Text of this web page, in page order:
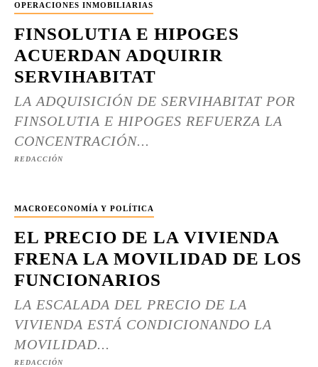
OPERACIONES INMOBILIARIAS
FINSOLUTIA E HIPOGES
ACUERDAN ADQUIRIR
SERVIHABITAT
LA ADQUISICIÓN DE SERVIHABITAT POR
FINSOLUTIA E HIPOGES REFUERZA LA
CONCENTRACIÓN...
REDACCIÓN
MACROECONOMÍA Y POLÍTICA
EL PRECIO DE LA VIVIENDA
FRENA LA MOVILIDAD DE LOS
FUNCIONARIOS
LA ESCALADA DEL PRECIO DE LA
VIVIENDA ESTÁ CONDICIONANDO LA
MOVILIDAD...
REDACCIÓN